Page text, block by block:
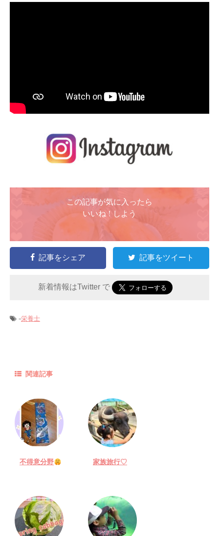
この記事が気に入ったら
いいね ! しよう
記事をシェア 記事をツイート
新着情報はTwitter で
-栄養士
関連記事
不得意分野 家族旅行♡